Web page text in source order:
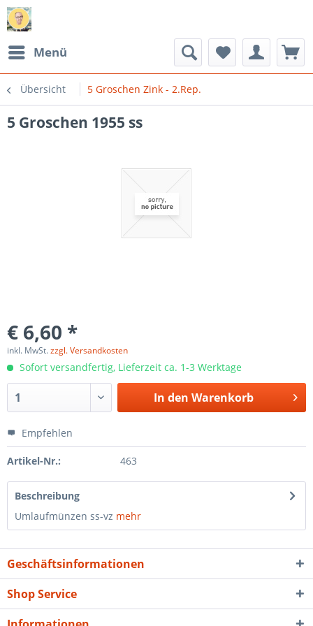
Menü
Übersicht 5 Groschen Zink - 2.Rep.
5 Groschen 1955 ss
€ 6,60 *
inkl. MwSt.zzgl. Versandkosten
Sofort versandfertig, Lieferzeit ca. 1-3 Werktage
In den Warenkorb
Empfehlen
Artikel-Nr.: 463
Beschreibung
Umlaufmünzen ss-vz mehr
Geschäftsinformationen
Shop Service